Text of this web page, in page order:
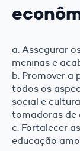
a. Assegurar
meninas e
b. Promover a
todos os
social e
tomadoras de
c. Fortalecer
educação